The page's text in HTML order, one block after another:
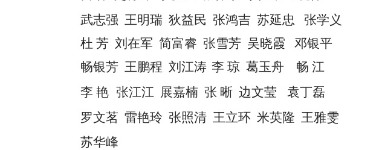
武志强 王明瑞 狄益民 张鸿吉 苏延忠
张学义
杜 芳 刘在军 简富睿 张雪芳 吴晓霞
邓银平
畅银芳 王鹏程 刘江涛 李 琼 葛玉舟 畅 江
李 艳 张江江 展嘉楠 张 晰 边文莹
袁丁磊
罗文茗 雷艳玲 张照清 王立环 米英隆 王雅雯
苏华峰